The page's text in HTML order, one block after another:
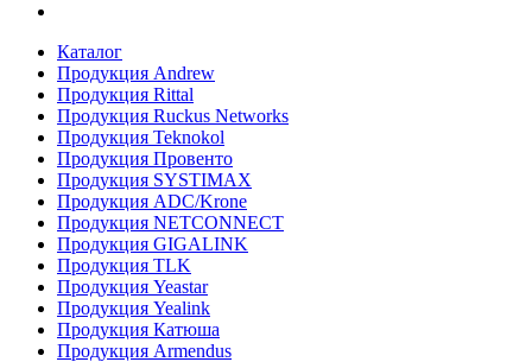
Каталог
Продукция Andrew
Продукция Rittal
Продукция Ruckus Networks
Продукция Teknokol
Продукция Провенто
Продукция SYSTIMAX
Продукция ADC/Krone
Продукция NETCONNECT
Продукция GIGALINK
Продукция TLK
Продукция Yeastar
Продукция Yealink
Продукция Катюша
Продукция Armendus